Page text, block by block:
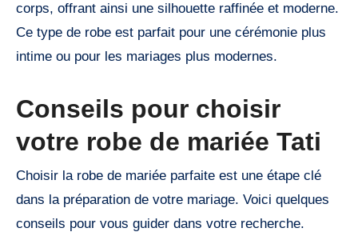
corps, offrant ainsi une silhouette raffinée et moderne.
Ce type de robe est parfait pour une cérémonie plus
intime ou pour les mariages plus modernes.
Conseils pour choisir
votre robe de mariée Tati
Choisir la robe de mariée parfaite est une étape clé
dans la préparation de votre mariage. Voici quelques
conseils pour vous guider dans votre recherche.